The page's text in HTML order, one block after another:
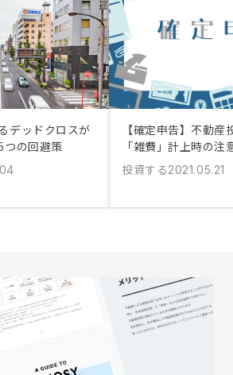
デッドクロスが
つの回避策
【確定申告】不動産
「雑費」計上時の注
投資する2021.05.21